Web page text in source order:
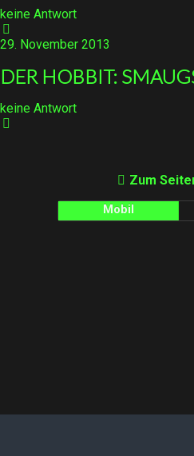
keine Antwort
29. November 2013
DER HOBBIT:
keine Antwort
Zum
Mobil